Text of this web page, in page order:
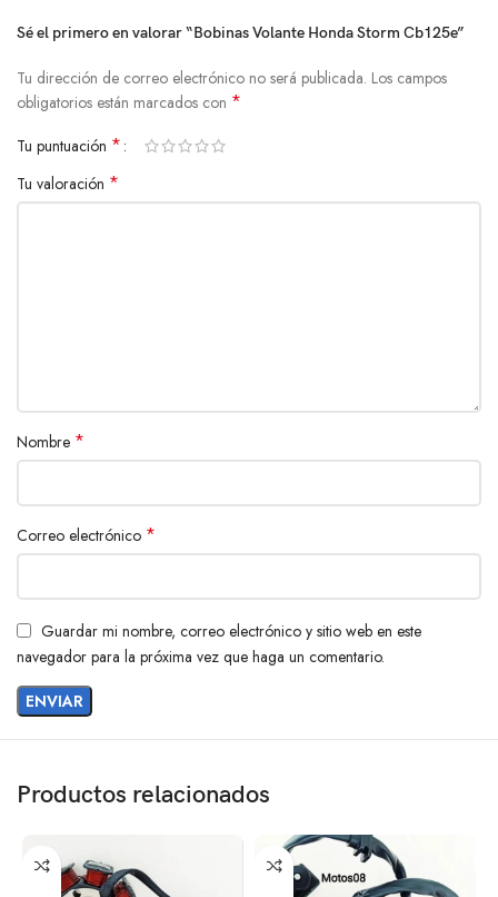
Sé el primero en valorar “Bobinas Volante Honda Storm Cb125e”
Tu dirección de correo electrónico no será publicada. Los campos
obligatorios están marcados con *
Tu puntuación *
Tu valoración *
Nombre *
Correo electrónico *
Guardar mi nombre, correo electrónico y sitio web en este
navegador para la próxima vez que haga un comentario.
Productos relacionados